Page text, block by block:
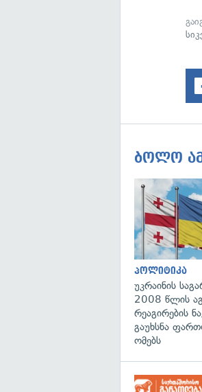
ბოლო
პოლიტიკა
უკრაინის
2008 წლის
რეაგირების
გაუხსნა
ომებს